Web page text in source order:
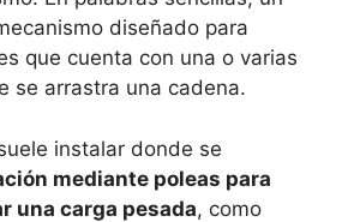
diseñado para
que cuenta con una o varias
se arrastra una cadena.
instalar donde se
mediante poleas para
una carga pesada, como